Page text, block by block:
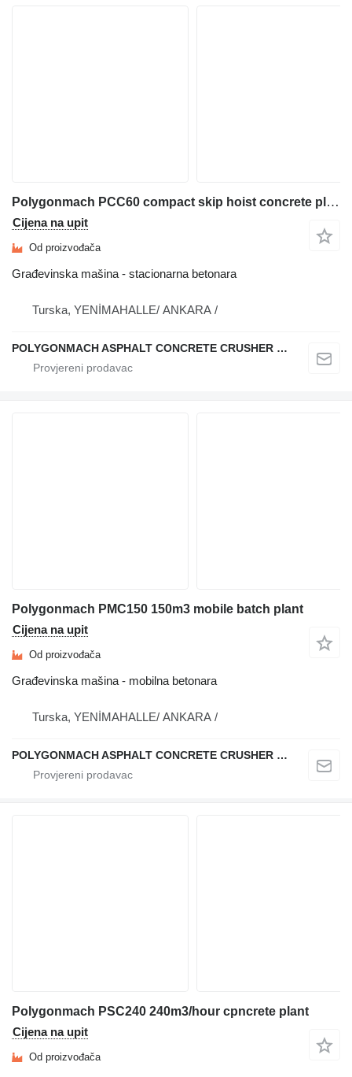
Polygonmach PCC60 compact skip hoist concrete plant
Cijena na upit
Od proizvođača
Građevinska mašina - stacionarna betonara
Turska, YENİMAHALLE/ ANKARA /
POLYGONMACH ASPHALT CONCRETE CRUSHER SYSTEMS
Polygonmach PMC150 150m3 mobile batch plant
Cijena na upit
Od proizvođača
Građevinska mašina - mobilna betonara
Turska, YENİMAHALLE/ ANKARA /
POLYGONMACH ASPHALT CONCRETE CRUSHER SYSTEMS
Polygonmach PSC240 240m3/hour cpncrete plant
Cijena na upit
Od proizvođača